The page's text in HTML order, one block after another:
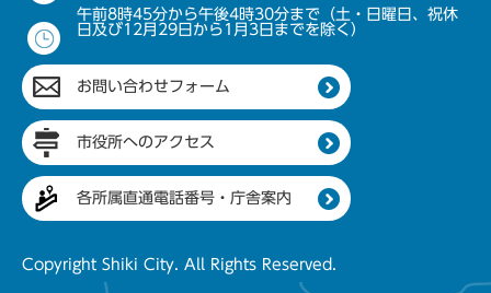
午前8時45分から午後4時30分まで（土・日曜日、祝休
日及び12月29日から1月3日までを除く）
お問い合わせフォーム
市役所へのアクセス
各所属直通電話番号・庁舎案内
Copyright Shiki City. All Rights Reserved.